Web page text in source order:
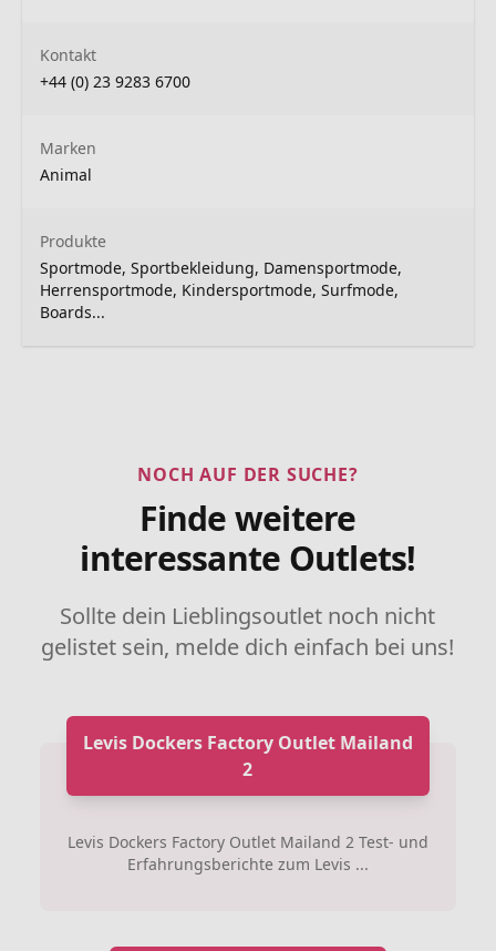
Kontakt
+44 (0) 23 9283 6700
Marken
Animal
Produkte
Sportmode, Sportbekleidung, Damensportmode,
Herrensportmode, Kindersportmode, Surfmode,
Boards...
NOCH AUF DER SUCHE?
Finde weitere
interessante Outlets!
Sollte dein Lieblingsoutlet noch nicht
gelistet sein, melde dich einfach bei uns!
Levis Dockers Factory Outlet Mailand
2
Levis Dockers Factory Outlet Mailand 2 Test- und
Erfahrungsberichte zum Levis ...